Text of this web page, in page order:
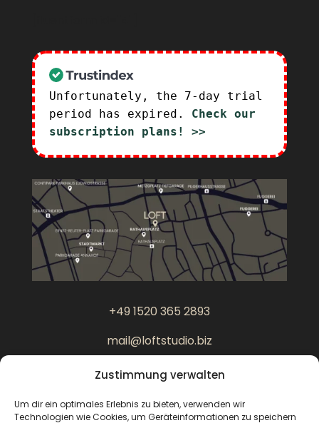
Zustimmung verwalten
Um dir ein optimales Erlebnis zu bieten, verwenden wir
Technologien wie Cookies, um Geräteinformationen zu speichern
Unfortunately, the 7-day trial
period has expired. Check our
subscription plans! >>
+49 1520 365 2893
mail@loftstudio.biz
Am Perlachberg 2
86150 Augsburg